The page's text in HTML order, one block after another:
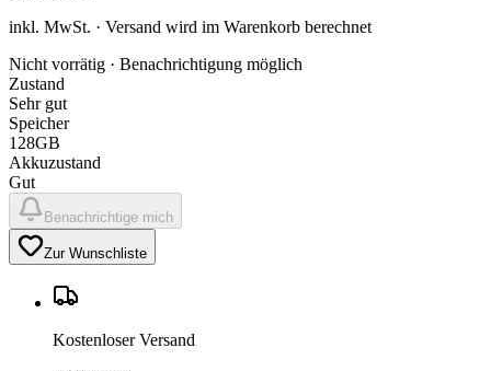
inkl. MwSt. · Versand wird im Warenkorb berechnet
Nicht vorrätig · Benachrichtigung möglich
Zustand
Sehr gut
Speicher
128GB
Akkuzustand
Gut
Benachrichtige mich
Zur Wunschliste
Kostenloser Versand